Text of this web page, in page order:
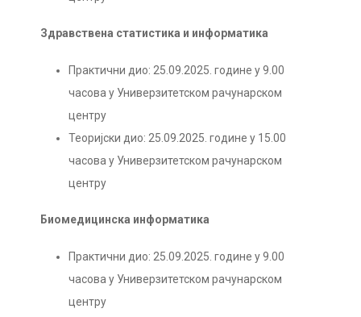
Здравствена статистика и информатика
Практични дио: 25.09.2025. године у 9.00
часова у Универзитетском рачунарском
центру
Теоријски дио: 25.09.2025. године у 15.00
часова у Универзитетском рачунарском
центру
Биомедицинска информатика
Практични дио: 25.09.2025. године у 9.00
часова у Универзитетском рачунарском
центру